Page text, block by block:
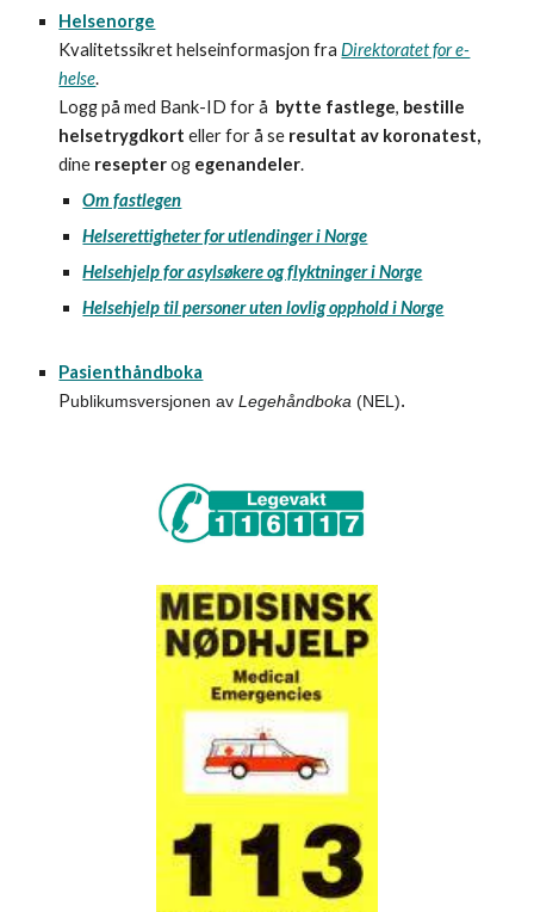
Helsenorge
Kvalitetssikret helseinformasjon fraDirektoratet for e-
helse.
Logg på med Bank-ID for å bytte fastlege, bestille
helsetrygdkort eller for å se resultat av koronatest,
dine resepterog egenandeler.
Om fastlegen
Helserettigheter for utlendinger i Norge
Helsehjelp for asylsøkere og flyktninger i Norge
Helsehjelp til personer uten lovlig opphold i Norge
Pasienthåndboka
Publikumsversjonen avLegehåndboka (NEL).